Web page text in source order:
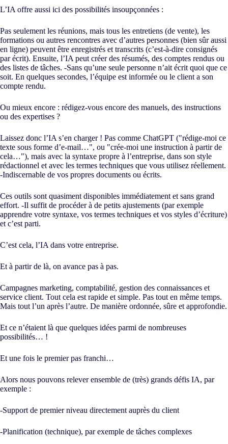
L’IA offre aussi ici des possibilités insoupçonnées :
Pas seulement les réunions, mais tous les entretiens (de vente), les
formations ou autres rencontres avec d’autres personnes (bien sûr aussi
en ligne) peuvent être enregistrés et transcrits (c’est-à-dire consignés
par écrit). Ensuite, l’IA peut créer des résumés, des comptes rendus ou
des listes de tâches. -Sans qu’une seule personne n’ait écrit quoi que ce
soit. En quelques secondes, l’équipe est informée ou le client a son
compte rendu.
Ou mieux encore : rédigez-vous encore des manuels, des instructions
ou des expertises ?
Laissez donc l’IA s’en charger ! Pas comme ChatGPT ("rédige-moi ce
texte sous forme d’e-mail…", ou "crée-moi une instruction à partir de
cela…"), mais avec la syntaxe propre à l’entreprise, dans son style
rédactionnel et avec les termes techniques que vous utilisez réellement.
-Indiscernable de vos propres documents ou écrits.
Ces outils sont quasiment disponibles immédiatement et sans grand
effort. -Il suffit de procéder à de petits ajustements (par exemple
apprendre votre syntaxe, vos termes techniques et vos styles d’écriture)
et c’est parti.
C’est cela, l’IA dans votre entreprise.
Et à partir de là, on avance pas à pas.
Campagnes marketing, comptabilité, gestion des connaissances et
service client. Tout cela est rapide et simple. Pas tout en même temps.
Mais tout l’un après l’autre. De manière ordonnée, sûre et approfondie.
Et ce n’étaient là que quelques idées parmi de nombreuses
possibilités… !
Et une fois le premier pas franchi…
Alors nous pouvons relever ensemble de (très) grands défis IA, par
exemple :
-Support de premier niveau directement auprès du client
-Planification (technique), par exemple de tâches complexes